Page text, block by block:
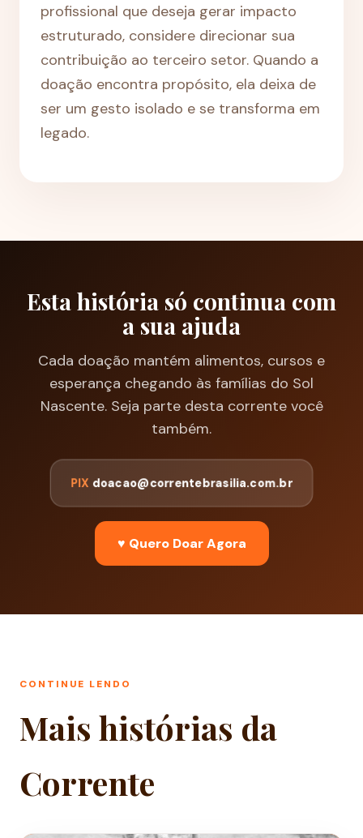
profissional que deseja gerar impacto
estruturado, considere direcionar sua
contribuição ao terceiro setor. Quando a
doação encontra propósito, ela deixa de
ser um gesto isolado e se transforma em
legado.
Esta história só continua com
a sua ajuda
Cada doação mantém alimentos, cursos e
esperança chegando às famílias do Sol
Nascente. Seja parte desta corrente você
também.
PIX doacao@correntebrasilia.com.br
♥ Quero Doar Agora
CONTINUE LENDO
Mais histórias da
Corrente